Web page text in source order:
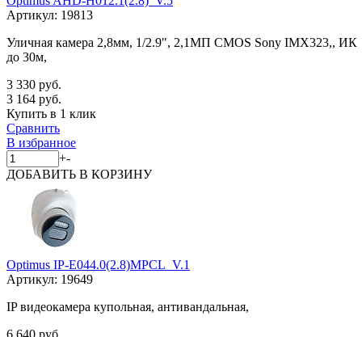
Артикул: 19813
Уличная камера 2,8мм, 1/2.9", 2,1МП CMOS Sony IMX323,, ИК
до 30м,
3 330 руб.
3 164 руб.
Купить в 1 клик
Сравнить
В избранное
+-
ДОБАВИТЬ В КОРЗИНУ
Optimus IP-E044.0(2.8)MPCL_V.1
Артикул: 19649
IP видеокамера купольная, антивандальная,
6 640 руб.